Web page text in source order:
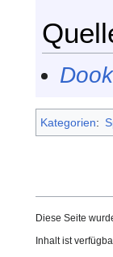
Kategorien:
Diese Seite
Inhalt ist